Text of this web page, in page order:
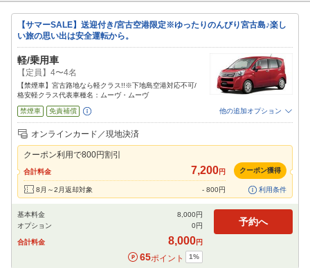
【サマーSALE】送迎付き/宮古空港限定※ゆったりのんびり宮古島♪楽し
い旅の思い出は安全運転から。
軽/乗用車
【定員】4〜4名
【禁煙車】宮古路地なら軽クラス!!※下地島空港対応不可/
格安軽クラス代表車種名：ムーヴ・ムーヴ
禁煙車 免責補償 他の追加オプション
追加可能オプション
（次画面で選択ができます）
オンラインカード／現地決済
クーポン利用で800円割引
合計料金 7,200円
8月～2月返却対象 - 800円
クーポン獲得
利用条件
基本料金 8,000円
オプション
0円
合計料金 8,000円
65ポイント 1%
予約へ